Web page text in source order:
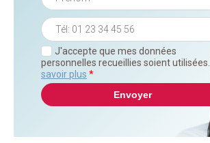
J'accepte que mes données
personnelles recueillies soient utilisées.
savoir plus *